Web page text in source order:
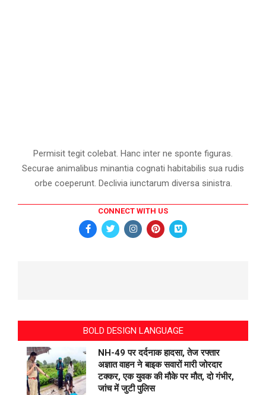
Permisit tegit colebat. Hanc inter ne sponte figuras.
Securae animalibus minantia cognati habitabilis sua rudis
orbe coeperunt. Declivia iunctarum diversa sinistra.
CONNECT WITH US
BOLD DESIGN LANGUAGE
NH-49 पर दर्दनाक हादसा, तेज रफ्तार
अज्ञात वाहन ने बाइक सवारों मारी जोरदार
टक्कर, एक युवक की मौके पर मौत, दो गंभीर,
जांच में जुटी पुलिस